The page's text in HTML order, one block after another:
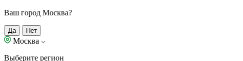
Ваш город Москва?
Да Нет
Москва
Выберите регион